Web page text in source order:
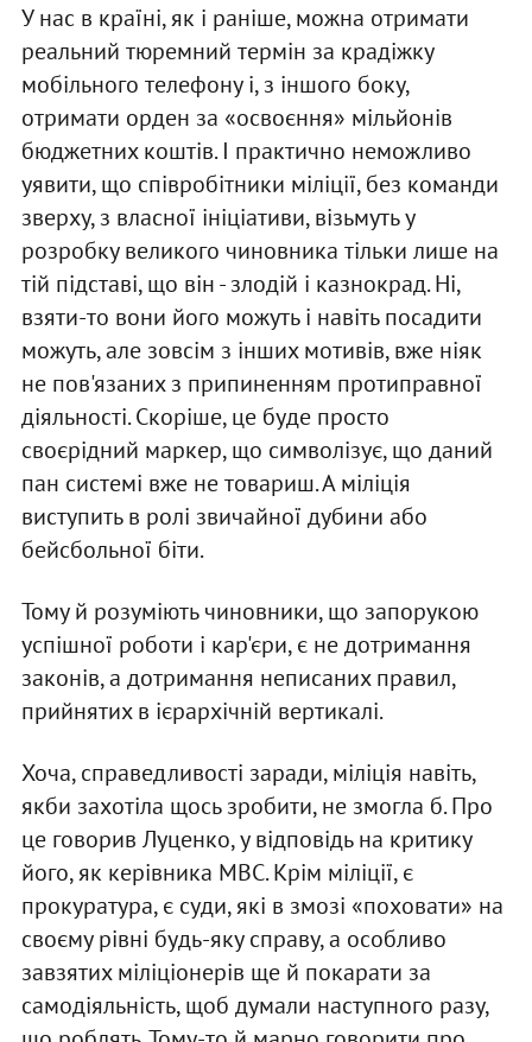
У нас в країні, як і раніше, можна отримати
реальний тюремний термін за крадіжку
мобільного телефону і, з іншого боку,
отримати орден за «освоєння» мільйонів
бюджетних коштів. І практично неможливо
уявити, що співробітники міліції, без команди
зверху, з власної ініціативи, візьмуть у
розробку великого чиновника тільки лише на
тій підставі, що він - злодій і казнокрад. Ні,
взяти-то вони його можуть і навіть посадити
можуть, але зовсім з інших мотивів, вже ніяк
не пов'язаних з припиненням протиправної
діяльності. Скоріше, це буде просто
своєрідний маркер, що символізує, що даний
пан системі вже не товариш. А міліція
виступить в ролі звичайної дубини або
бейсбольної біти.
Тому й розуміють чиновники, що запорукою
успішної роботи і кар'єри, є не дотримання
законів, а дотримання неписаних правил,
прийнятих в ієрархічній вертикалі.
Хоча, справедливості заради, міліція навіть,
якби захотіла щось зробити, не змогла б. Про
це говорив Луценко, у відповідь на критику
його, як керівника МВС. Крім міліції, є
прокуратура, є суди, які в змозі «поховати» на
своєму рівні будь-яку справу, а особливо
завзятих міліціонерів ще й покарати за
самодіяльність, щоб думали наступного разу,